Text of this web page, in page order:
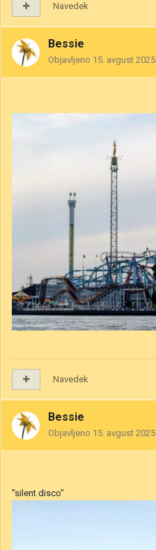
Navedek
Bessie
Objavljeno 15. avgust 2025
Navedek
Bessie
Objavljeno 15. avgust 2025
"silent disco"